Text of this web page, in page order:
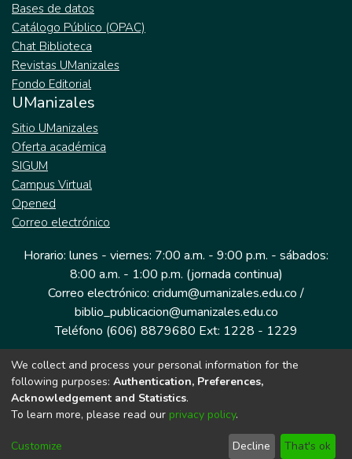
Bases de datos
Catálogo Público (OPAC)
Chat Biblioteca
Revistas UManizales
Fondo Editorial
UManizales
Sitio UManizales
Oferta académica
SIGUM
Campus Virtual
Opened
Correo electrónico
Horario: lunes - viernes: 7:00 a.m. - 9:00 p.m. - sábados:
8:00 a.m. - 1:00 p.m. (jornada continua)
Correo electrónico: cridum@umanizales.edu.co /
biblio_publicacion@umanizales.edu.co
Teléfono (606) 8879680 Ext: 1228 - 1229
Dirección: Cra 9 a # 19-03 Edificio histórico, piso 1
Manizales, Caldas
Colombia.
Tecnología DSpace implementada por
We collect and process your personal information for the
following purposes: Authentication, Preferences,
Acknowledgement and Statistics.
To learn more, please read our privacy policy.
Customize Decline That's ok